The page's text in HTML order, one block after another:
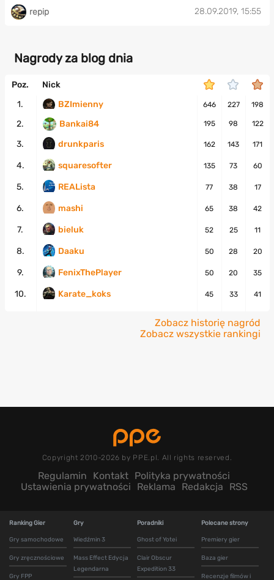
repip 28.09.2019, 15:55
Nagrody za blog dnia
Poz.
Nick
1.
BZImienny 646 227 198
2. Bankai84 195 98 122
3. drunkparis 162 143 171
4. squaresofter 135 73 60
5. REALista 77 38 17
6. mashi 65 38 42
7. bieluk 52 25 11
8. Daaku 50 28 20
9. FenixThePlayer 50 20 35
10. Karate_koks 45 33 41
Zobacz historię nagród
Zobacz wszystkie rankingi
Copyright 2010-2026 by PPE.pl. All rights reserved.
Regulamin Kontakt Polityka prywatności
Ustawienia prywatności
Reklama Redakcja RSS
Ranking Gier
Gry samochodowe
Gry zręcznościowe
Gry FPP
Gry
Wiedźmin 3
Mass Effect Edycja
Legendarna
Poradniki
Ghost of Yotei
Clair Obscur
Expedition 33
Polecane strony
Premiery gier
Baza gier
Recenzje filmów i